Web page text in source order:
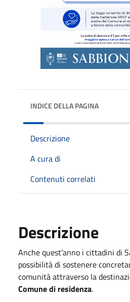
INDICE DELLA PAGINA
Descrizione
A cura di
Contenuti correlati
Descrizione
Anche quest’anno i cittadini di
possibilità di sostenere
comunità attraverso la
Comune di residenza.